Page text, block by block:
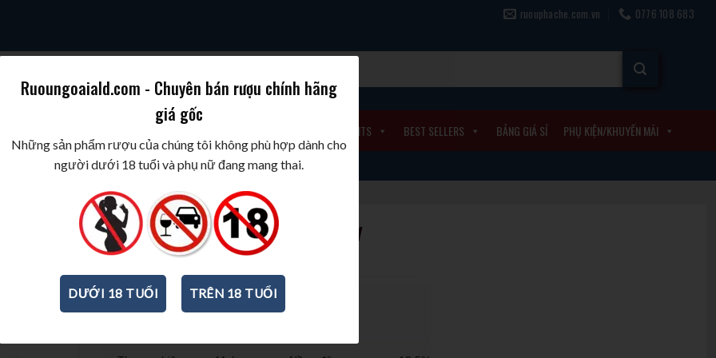
ruouphache.com.vn 0776 108 683
BEST WINES & SPIRITS BEST SELLERS BẢNG GIÁ SỈ PHỤ KIỆN/KHUYẾN MÃI
Rượu vang Malesan Chardonnay
750ml 12,5%
Ruoungoaiald.com - Chuyên bán rượu chính hãng
giá gốc
Những sản phẩm rượu của chúng tôi không phù hợp dành cho
người dưới 18 tuổi và phụ nữ đang mang thai.
DƯỚI 18 TUỔI TRÊN 18 TUỔI